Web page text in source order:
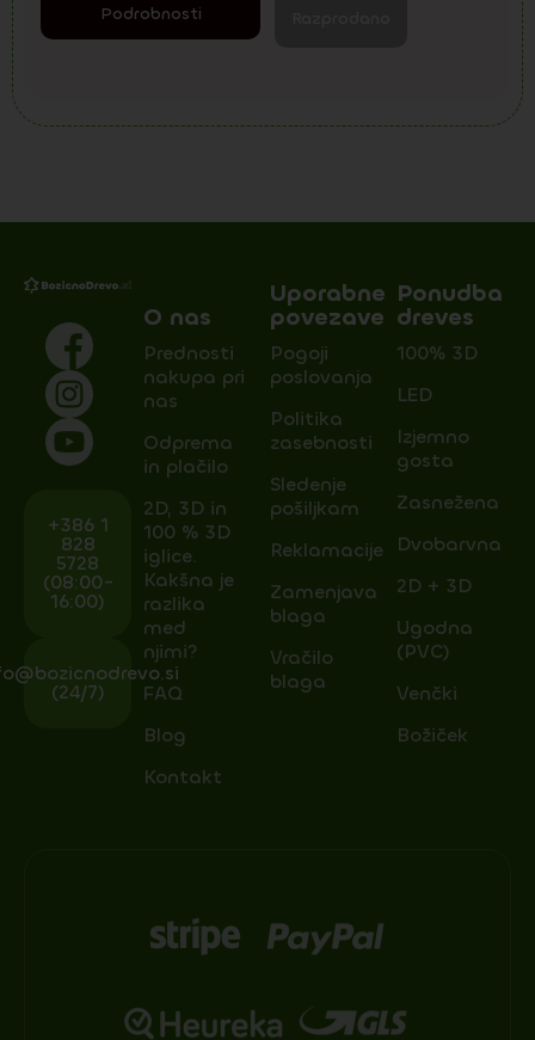
Podrobnosti
+386 1
828
5728
(08:00-
16:00)
(24/7)
O nas
Prednosti
nakupa pri
nas
Odprema
in plačilo
2D, 3D in
100 % 3D
iglice.
Kakšna je
razlika
med
njimi?
FAQ
Blog
Kontakt
Uporabne
povezave
Pogoji
poslovanja
Politika
zasebnosti
Sledenje
pošiljkam
Reklamacije
Zamenjava
blaga
Vračilo
blaga
Ponudba
dreves
100% 3D
LED
Izjemno
gosta
Zasnežena
Dvobarvna
2D + 3D
Ugodna
(PVC)
Venčki
Božiček